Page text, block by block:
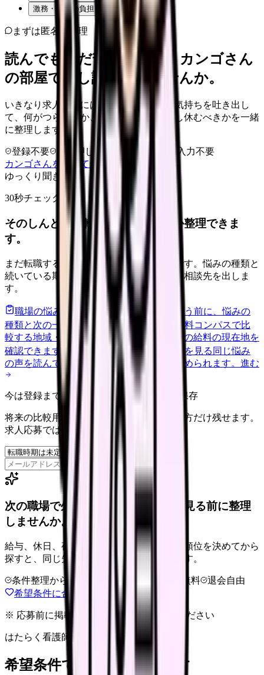
激務・夜勤の負担
まずは匿名で整理
読んでもまだ苦しいなら、カンゴさん
の部屋で少し話してみませんか。
いきなり求人相談には進みません。今の気持ちを吐き出し
て、何がつらいのか、辞めるべきか、少し休むべきかを一緒
に整理します。
登録不要 求人押し売りなし
病院名は入力不要
カンゴさんを知ってから相談する
ゆっくり聞きます
30秒チェック
そのしんどさ、転職すべきサインか整理できま
す。
まだ転職すると決めていなくても大丈夫です。悩みの種類と
続いている期間から、次に見るべき記事と相談先を出しま
す。
職場の悩みを30秒で診断
辞めるべきか迷う前に、悩みの
種類と次の一歩を整理します。
進む
給料コンパスで比
較する地域・経験年数・施設形態から、今の給料の現在地を
確認できます。
進む 匿名掲示板で本音を見る 同じ悩み
の声を読んで、今の職場だけの問題か確かめられます。 進む
今は登録までしない人向け: 希望条件だけ保存
将来の比較用に、転職時期と気になる働き方だけ残せます。
求人応募ではありません。
次の職場で外せない条件を、求人を見る前に整理
しませんか。
給与、休日、夜勤、通勤、人間関係。優先順位を決めてから
探すと、同じ失敗を繰り返しにくくなります。
条件整理からOK 非公開求人あり 完全無料
退会自由
希望条件に合う職場を相談する
※ 応募前に掲載元の最新情報を確認してください
はたらく看護師さん 求人
希望条件で看護師求人を探す